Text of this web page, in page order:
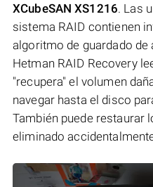
XCubeSAN XS1216. Las
sistema RAID contienen
algoritmo de guardado de
Hetman RAID Recovery
"recupera" el volumen
navegar hasta el disco
También puede restaurar
eliminado